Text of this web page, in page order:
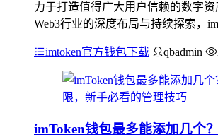
力于打造值得广大用户信赖的数字
Web3行业的深度布局与持续探索，
imtoken官方钱包下载 qbadmin
imToken钱包最多能添加几个